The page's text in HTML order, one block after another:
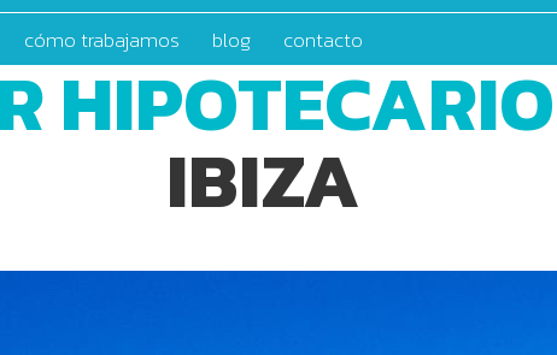
cómo trabajamos blog contacto
HIPOTECARIO
IBIZA